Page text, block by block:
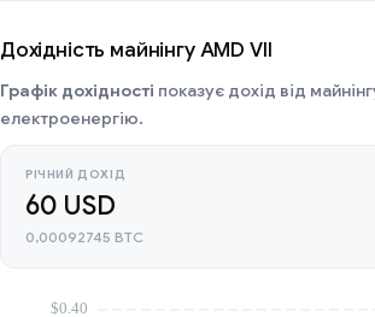
Дохідність майнінгу AMD VII
Графік дохідності показує дохід від
електроенергію.
РІЧНИЙ ДОХІД
60 USD
0,00092745 BTC